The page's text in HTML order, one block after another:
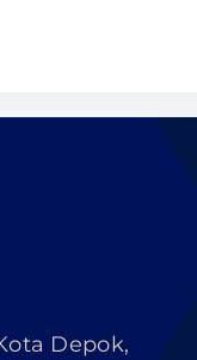
Depok,